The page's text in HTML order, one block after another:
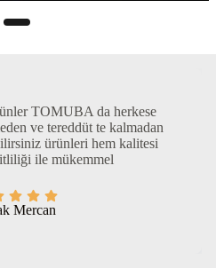
TOMUBA da herkese
ve tereddüt te kalmadan
ürünleri hem kalitesi
ile mükemmel
Mercan
güler yüzlü hizmet.
Tomuba